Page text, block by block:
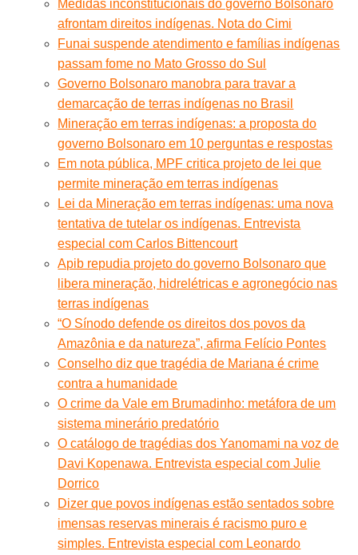
Medidas inconstitucionais do governo Bolsonaro
afrontam direitos indígenas. Nota do Cimi
Funai suspende atendimento e famílias indígenas
passam fome no Mato Grosso do Sul
Governo Bolsonaro manobra para travar a
demarcação de terras indígenas no Brasil
Mineração em terras indígenas: a proposta do
governo Bolsonaro em 10 perguntas e respostas
Em nota pública, MPF critica projeto de lei que
permite mineração em terras indígenas
Lei da Mineração em terras indígenas: uma nova
tentativa de tutelar os indígenas. Entrevista
especial com Carlos Bittencourt
Apib repudia projeto do governo Bolsonaro que
libera mineração, hidrelétricas e agronegócio nas
terras indígenas
“O Sínodo defende os direitos dos povos da
Amazônia e da natureza”, afirma Felício Pontes
Conselho diz que tragédia de Mariana é crime
contra a humanidade
O crime da Vale em Brumadinho: metáfora de um
sistema minerário predatório
O catálogo de tragédias dos Yanomami na voz de
Davi Kopenawa. Entrevista especial com Julie
Dorrico
Dizer que povos indígenas estão sentados sobre
imensas reservas minerais é racismo puro e
simples. Entrevista especial com Leonardo